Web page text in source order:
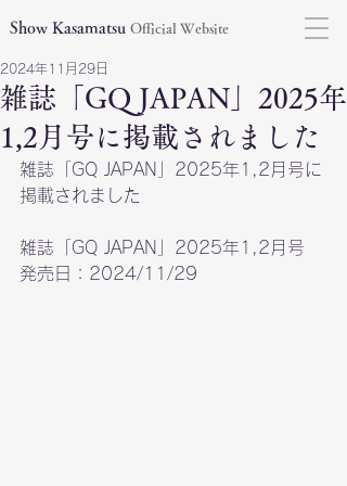
Show Kasamatsu Official Website
雑誌「GQ JAPAN」2025年
1,2月号に掲載されました
2024年11月29日
雑誌「GQ JAPAN」2025年1,2月号に
掲載されました
雑誌「GQ JAPAN」2025年1,2月号
発売日：2024/11/29